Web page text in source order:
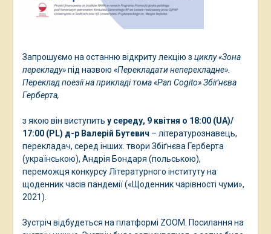
Запрошуємо на останню відкриту лекцію з циклу «Зона
перекладу»під назвою «Перекладати неперекладне».
Переклад поезії на прикладі тома «Pan Cogito» Збіґнєва
Герберта,
з якою він виступить у середу, 9 квітня о 18:00 (UA)/
17:00 (PL) д-р Валерій Бутевич – літературознавець,
перекладач, серед інших. твори Збіґнєва Герберта
(українською), Андрія Бондаря (польською),
переможця конкурсу Літературного інституту на
щоденник часів пандемії («Щоденник чарівності чуми»,
2021).
Зустріч відбудеться на платформі ZOOM. Посилання на